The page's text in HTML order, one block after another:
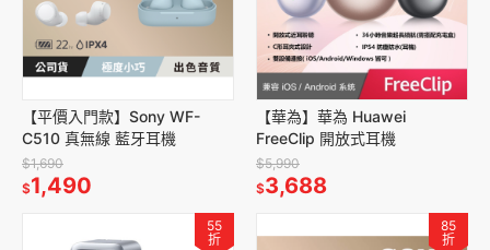
【平價入門款】Sony WF-
C510 真無線 藍牙耳機
$1,690
$1,490
【華為】華為 Huawei
FreeClip 開放式耳機
$5,990
$3,688
55
折
85
折